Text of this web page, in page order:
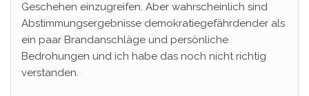
Geschehen einzugreifen. Aber wahrscheinlich sind
Abstimmungsergebnisse demokratiegefährdender als
ein paar Brandanschläge und persönliche
Bedrohungen und ich habe das noch nicht richtig
verstanden.